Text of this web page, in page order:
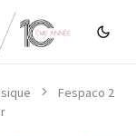
Fespaco 2